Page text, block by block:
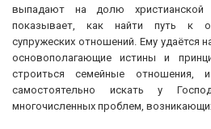
выпадают на долю
показывает, как найти путь к
супружеских отношений. Ему удаётся
основополагающие истины и
строиться семейные отношения,
самостоятельно искать у
многочисленных проблем,